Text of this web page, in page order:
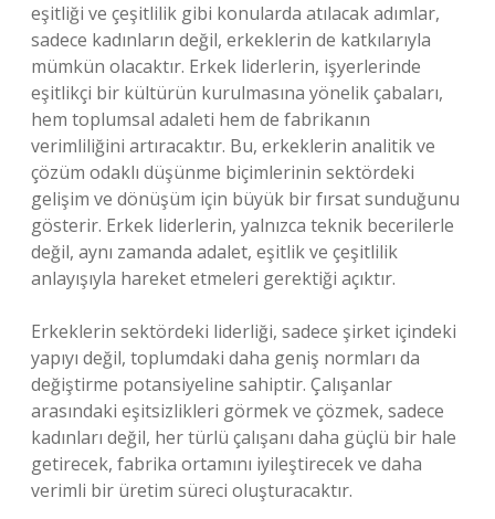
eşitliği ve çeşitlilik gibi konularda atılacak adımlar,
sadece kadınların değil, erkeklerin de katkılarıyla
mümkün olacaktır. Erkek liderlerin, işyerlerinde
eşitlikçi bir kültürün kurulmasına yönelik çabaları,
hem toplumsal adaleti hem de fabrikanın
verimliliğini artıracaktır. Bu, erkeklerin analitik ve
çözüm odaklı düşünme biçimlerinin sektördeki
gelişim ve dönüşüm için büyük bir fırsat sunduğunu
gösterir. Erkek liderlerin, yalnızca teknik becerilerle
değil, aynı zamanda adalet, eşitlik ve çeşitlilik
anlayışıyla hareket etmeleri gerektiği açıktır.
Erkeklerin sektördeki liderliği, sadece şirket içindeki
yapıyı değil, toplumdaki daha geniş normları da
değiştirme potansiyeline sahiptir. Çalışanlar
arasındaki eşitsizlikleri görmek ve çözmek, sadece
kadınları değil, her türlü çalışanı daha güçlü bir hale
getirecek, fabrika ortamını iyileştirecek ve daha
verimli bir üretim süreci oluşturacaktır.